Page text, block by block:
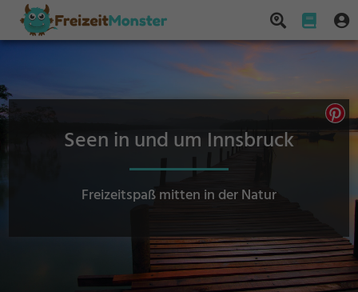
Seen in und um Innsbruck
Freizeitspaß mitten in der Natur